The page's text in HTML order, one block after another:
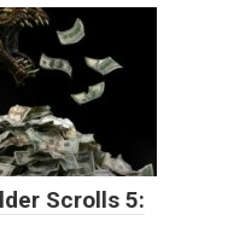
Scrolls 5: